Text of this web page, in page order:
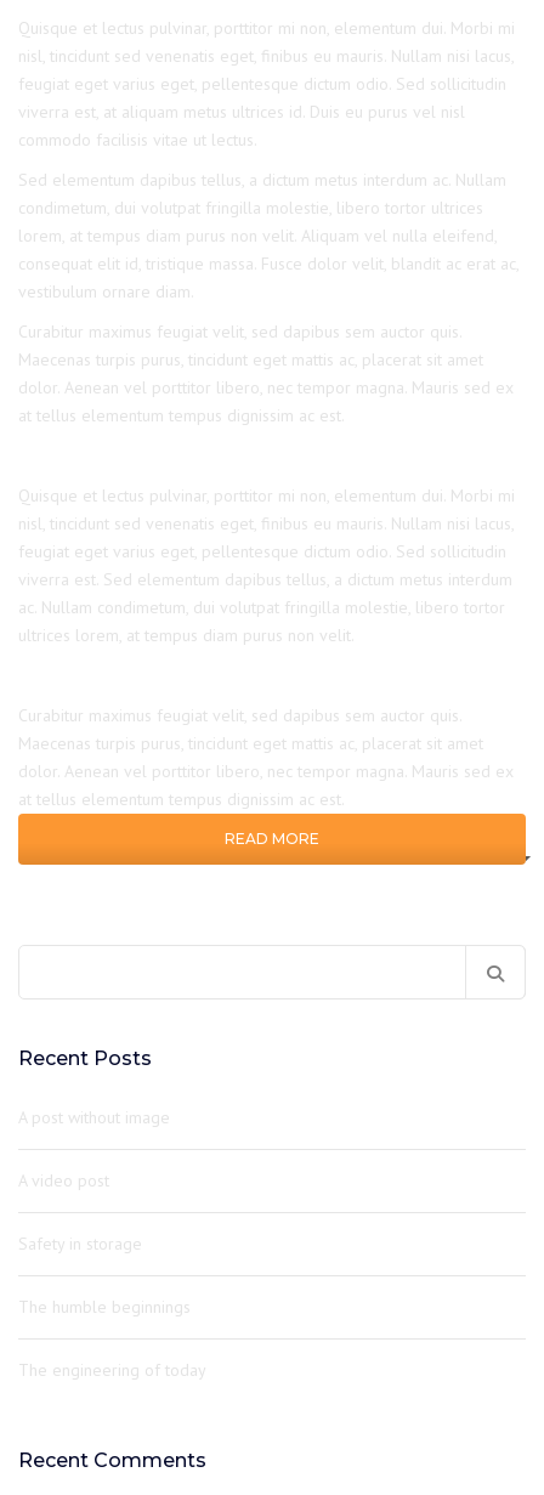
Quisque et lectus pulvinar, porttitor mi non, elementum dui. Morbi mi
nisl, tincidunt sed venenatis eget, finibus eu mauris. Nullam nisi lacus,
feugiat eget varius eget, pellentesque dictum odio. Sed sollicitudin
viverra est, at aliquam metus ultrices id. Duis eu purus vel nisl
commodo facilisis vitae ut lectus.
Sed elementum dapibus tellus, a dictum metus interdum ac. Nullam
condimetum, dui volutpat fringilla molestie, libero tortor ultrices
lorem, at tempus diam purus non velit. Aliquam vel nulla eleifend,
consequat elit id, tristique massa. Fusce dolor velit, blandit ac erat ac,
vestibulum ornare diam.
Curabitur maximus feugiat velit, sed dapibus sem auctor quis.
Maecenas turpis purus, tincidunt eget mattis ac, placerat sit amet
dolor. Aenean vel porttitor libero, nec tempor magna. Mauris sed ex
at tellus elementum tempus dignissim ac est.
Quisque et lectus pulvinar, porttitor mi non, elementum dui. Morbi mi
nisl, tincidunt sed venenatis eget, finibus eu mauris. Nullam nisi lacus,
feugiat eget varius eget, pellentesque dictum odio. Sed sollicitudin
viverra est. Sed elementum dapibus tellus, a dictum metus interdum
ac. Nullam condimetum, dui volutpat fringilla molestie, libero tortor
ultrices lorem, at tempus diam purus non velit.
Curabitur maximus feugiat velit, sed dapibus sem auctor quis.
Maecenas turpis purus, tincidunt eget mattis ac, placerat sit amet
dolor. Aenean vel porttitor libero, nec tempor magna. Mauris sed ex
at tellus elementum tempus dignissim ac est.
READ MORE
Recent Posts
A post without image
A video post
Safety in storage
The humble beginnings
The engineering of today
Recent Comments